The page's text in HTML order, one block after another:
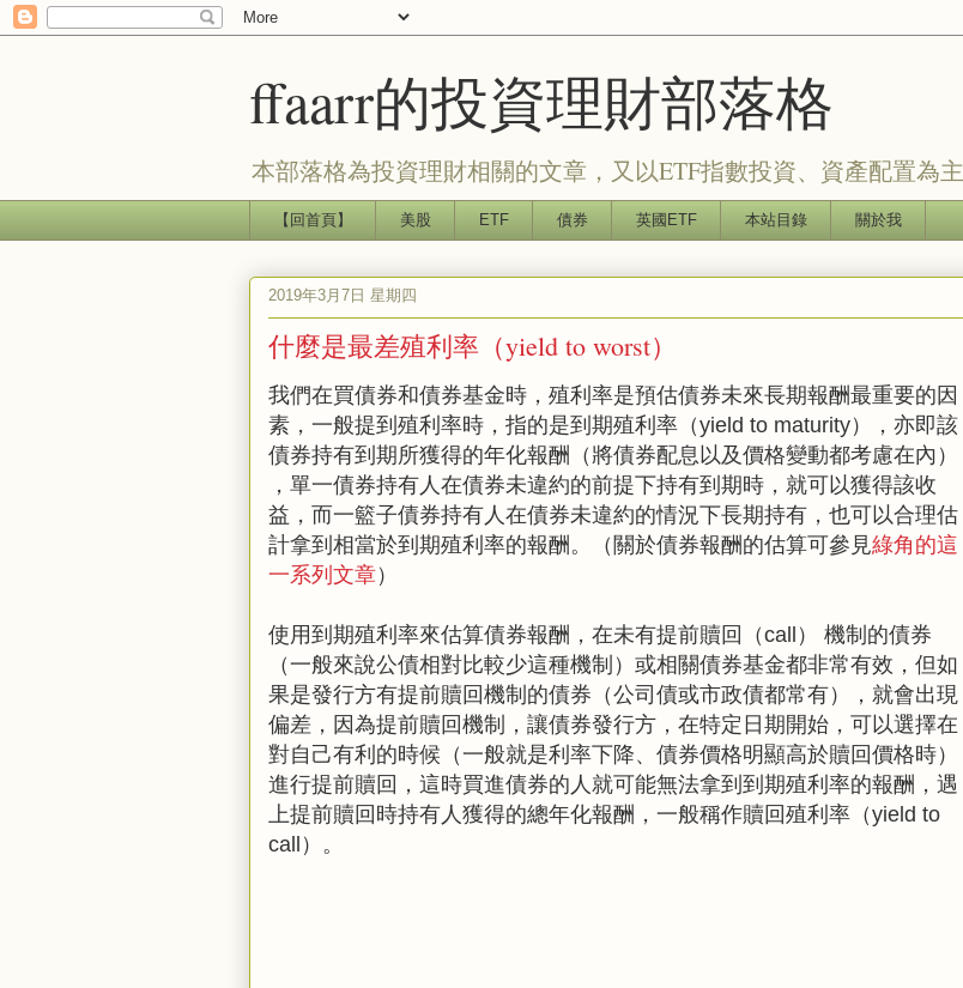
ffaarr的投資理財部落格
本部落格為投資理財相關的文章，又以ETF指數投資、資產配置為主
【回首頁】 美股 ETF 債券 英國ETF 本站目錄 關於我
2019年3月7日 星期四
什麼是最差殖利率（yield to worst）
我們在買債券和債券基金時，殖利率是預估債券未來長期報酬最重要的因
素，一般提到殖利率時，指的是到期殖利率（yield to maturity），亦即該
債券持有到期所獲得的年化報酬（將債券配息以及價格變動都考慮在內）
，單一債券持有人在債券未違約的前提下持有到期時，就可以獲得該收
益，而一籃子債券持有人在債券未違約的情況下長期持有，也可以合理估
計拿到相當於到期殖利率的報酬。（關於債券報酬的估算可參見綠角的這
一系列文章）
使用到期殖利率來估算債券報酬，在未有提前贖回（call） 機制的債券
（一般來說公債相對比較少這種機制）或相關債券基金都非常有效，但如
果是發行方有提前贖回機制的債券（公司債或市政債都常有），就會出現
偏差，因為提前贖回機制，讓債券發行方，在特定日期開始，可以選擇在
對自己有利的時候（一般就是利率下降、債券價格明顯高於贖回價格時）
進行提前贖回，這時買進債券的人就可能無法拿到到期殖利率的報酬，遇
上提前贖回時持有人獲得的總年化報酬，一般稱作贖回殖利率（yield to
call）。